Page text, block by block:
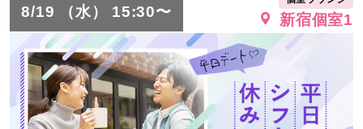
8/19 （水） 15:30〜 新宿個室1